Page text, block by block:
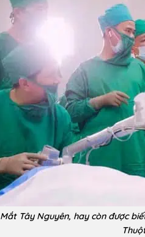
Tây Nguyên, hay còn được